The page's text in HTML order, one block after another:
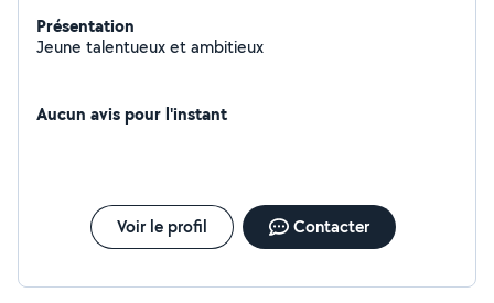
Présentation
Jeune talentueux et ambitieux
Aucun avis pour l'instant
Voir le profil Contacter